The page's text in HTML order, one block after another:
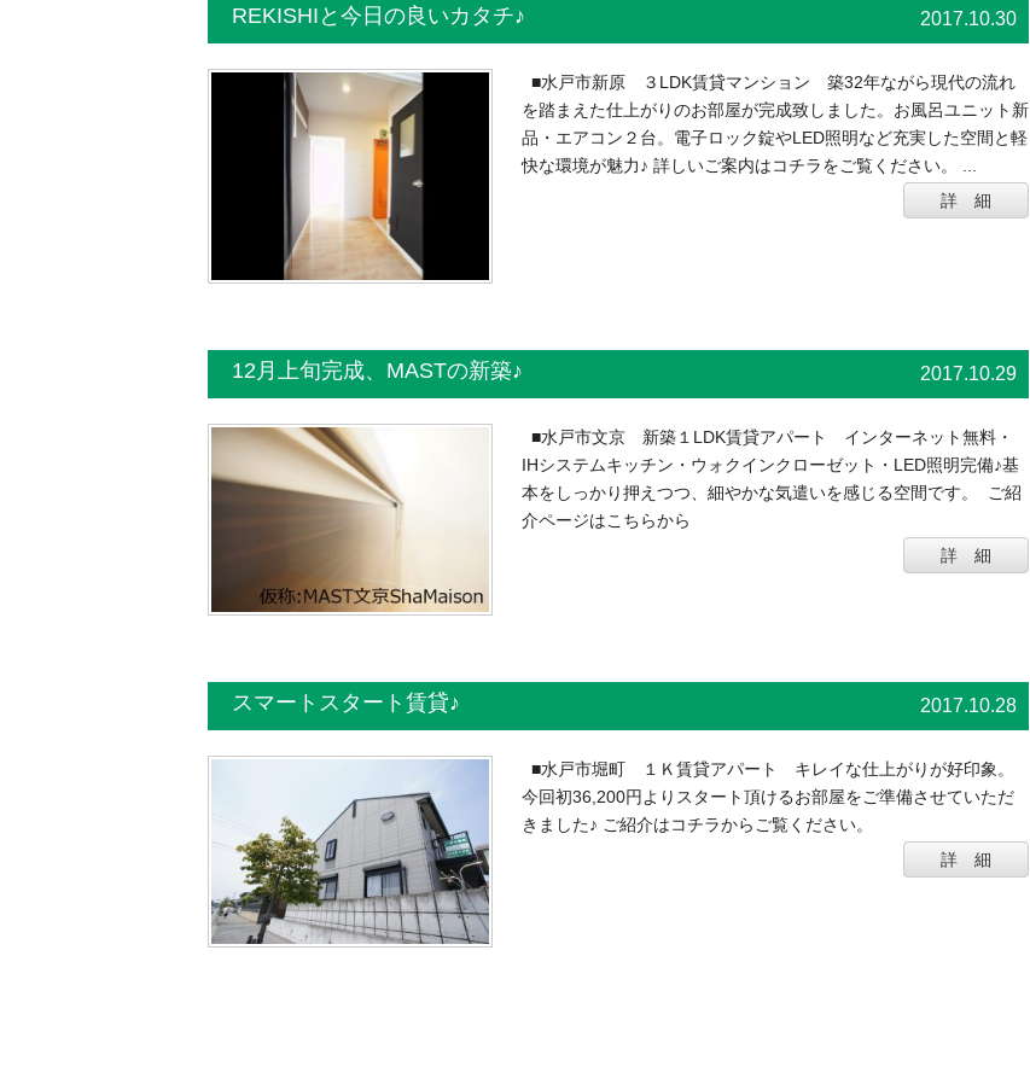
REKISHIと今日の良いカタチ♪ 2017.10.30
■水戸市新原 ３LDK賃貸マンション 築32年ながら現代の流れ
を踏まえた仕上がりのお部屋が完成致しました。お風呂ユニット新
品・エアコン２台。電子ロック錠やLED照明など充実した空間と軽
快な環境が魅力♪ 詳しいご案内はコチラをご覧ください。 ...
詳 細
12月上旬完成、MASTの新築♪ 2017.10.29
■水戸市文京 新築１LDK賃貸アパート インターネット無料・
IHシステムキッチン・ウォクインクローゼット・LED照明完備♪基
本をしっかり押えつつ、細やかな気遣いを感じる空間です。 ご紹
介ページはこちらから
詳 細
スマートスタート賃貸♪ 2017.10.28
■水戸市堀町 １Ｋ賃貸アパート キレイな仕上がりが好印象。
今回初36,200円よりスタート頂けるお部屋をご準備させていただ
きました♪ ご紹介はコチラからご覧ください。
詳 細